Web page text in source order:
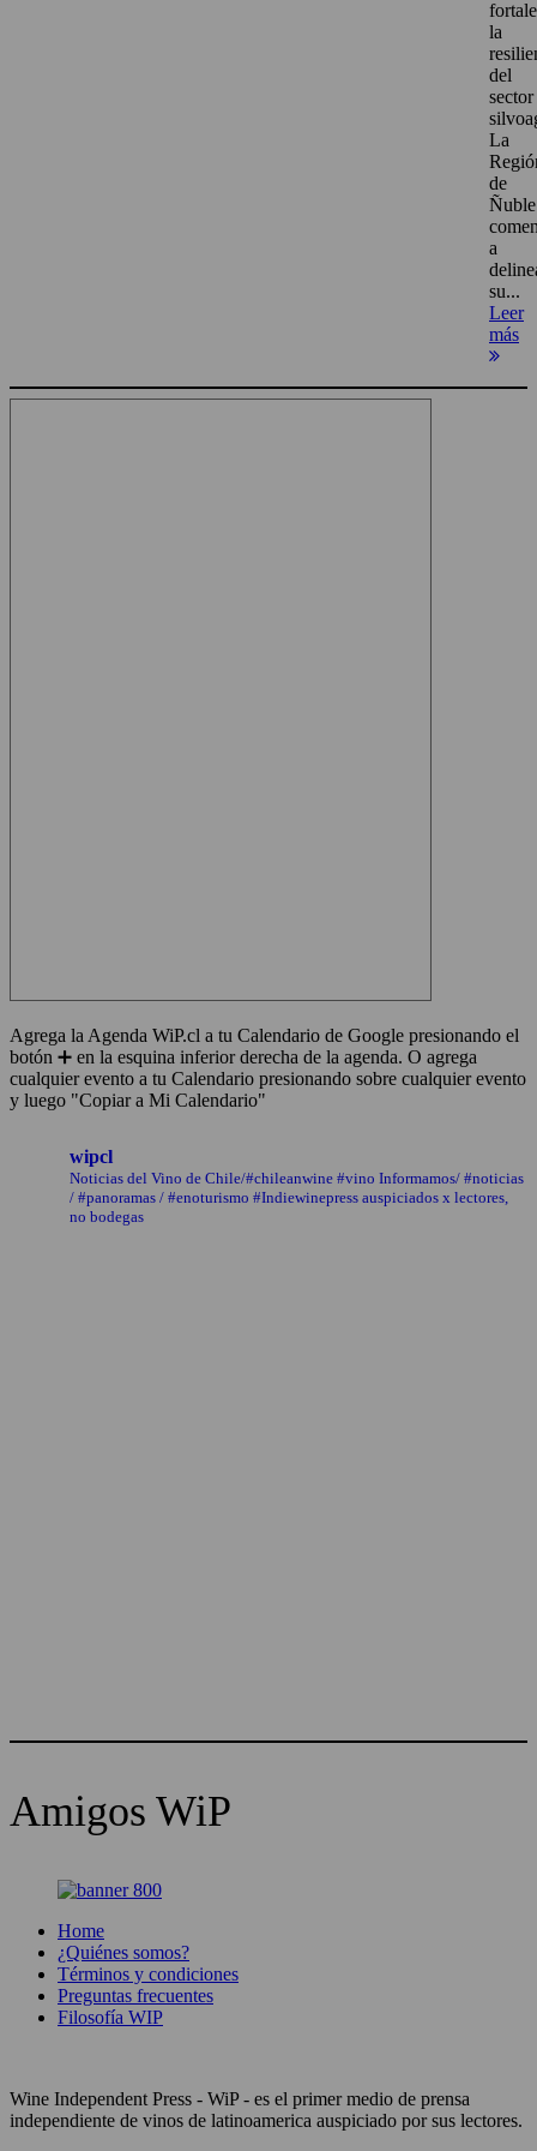
la
del
sector
La
de
Ñuble
a
su...
Leer
más
Agrega la Agenda WiP.cl a tu Calendario de Google presionando el
botón ➕ en la esquina inferior derecha de la agenda. O agrega
cualquier evento a tu Calendario presionando sobre cualquier evento
y luego "Copiar a Mi Calendario"
wipcl
Noticias del Vino de Chile/#chileanwine #vino Informamos/ #noticias
/ #panoramas / #enoturismo #Indiewinepress auspiciados x lectores,
no bodegas
Amigos WiP
Home
¿Quiénes somos?
Términos y condiciones
Preguntas frecuentes
Filosofía WIP
Wine Independent Press - WiP - es el primer medio de prensa
independiente de vinos de latinoamerica auspiciado por sus lectores.